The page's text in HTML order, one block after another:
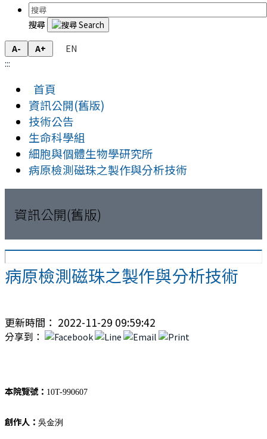
搜尋
A- A+
EN
:::
首頁
資訊公開(舊版)
技術公告
生命科學組
細胞與個體生物學研究所
病原檢測磁珠之製作與分析技術
資訊公開(舊版)
病原檢測磁珠之製作與分析技術
更新時間： 2022-11-29 09:59:42
分享到：
本院覽號： 10T-990607
創作人： 吳金洌